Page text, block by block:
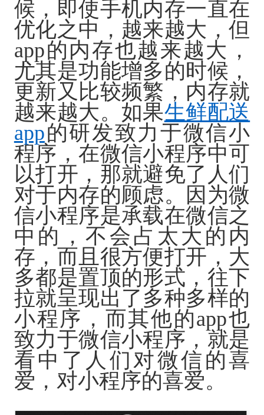
候，即使手机内存一直在
优化之中，越来越大，但
app的内存也越来越大，
尤其是功能增多的时候，
更新又比较频繁，内存就
越来越大。如果生鲜配送
app的研发致力于微信小
程序，在微信小程序中可
以打开，那就避免了人们
对于内存的顾虑。因为微
信小程序是承载在微信之
中的，不会占太大的内
存，而且很方便打开，大
多都是置顶的形式，往下
拉就呈现出了多种多样的
小程序，而其他的app也
致力于微信小程序，就是
看中了人们对微信的喜
爱，对小程序的喜爱。